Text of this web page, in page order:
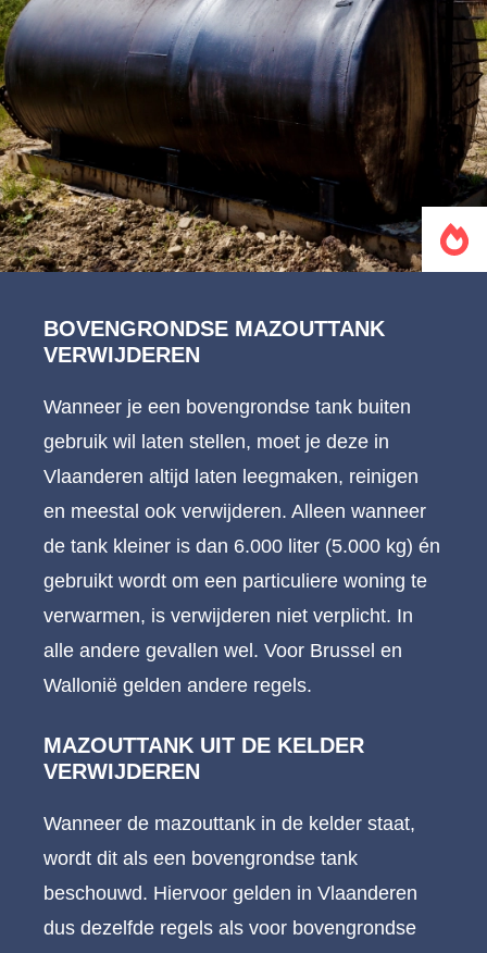
BOVENGRONDSE MAZOUTTANK
VERWIJDEREN
Wanneer je een bovengrondse tank buiten
gebruik wil laten stellen, moet je deze in
Vlaanderen altijd laten leegmaken, reinigen
en meestal ook verwijderen. Alleen wanneer
de tank kleiner is dan 6.000 liter (5.000 kg) én
gebruikt wordt om een particuliere woning te
verwarmen, is verwijderen niet verplicht. In
alle andere gevallen wel. Voor Brussel en
Wallonië gelden andere regels.
MAZOUTTANK UIT DE KELDER
VERWIJDEREN
Wanneer de mazouttank in de kelder staat,
wordt dit als een bovengrondse tank
beschouwd. Hiervoor gelden in Vlaanderen
dus dezelfde regels als voor bovengrondse